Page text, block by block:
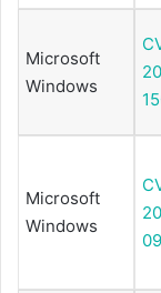
Microsoft
Windows
Microsoft
Windows